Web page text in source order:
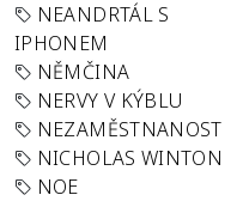
NEANDRTÁL S
IPHONEM
NĚMČINA
NERVY V KÝBLU
NEZAMĚSTNANOST
NICHOLAS WINTON
NOE